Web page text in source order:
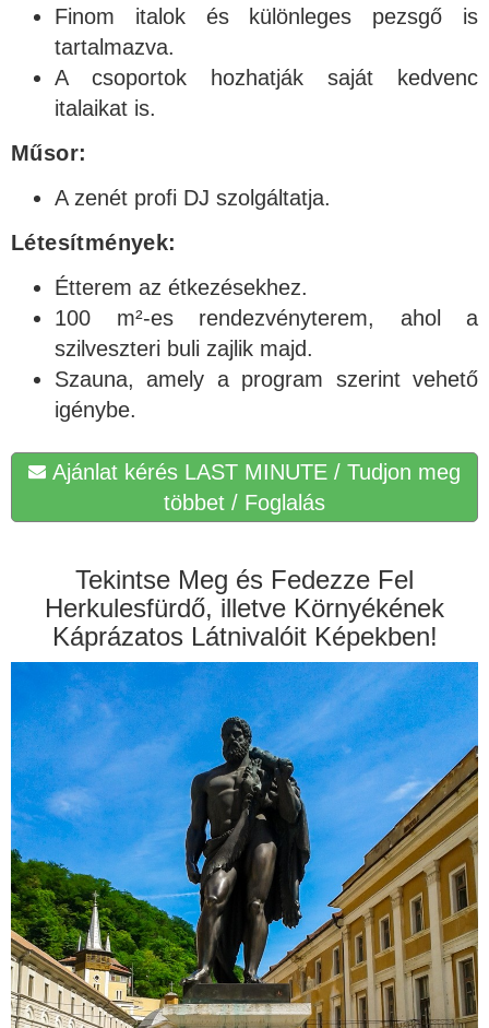
Finom italok és különleges pezsgő is
tartalmazva.
A csoportok hozhatják saját kedvenc
italaikat is.
Műsor:
A zenét profi DJ szolgáltatja.
Létesítmények:
Étterem az étkezésekhez.
100 m²-es rendezvényterem, ahol a
szilveszteri buli zajlik majd.
Szauna, amely a program szerint vehető
igénybe.
Ajánlat kérés LAST MINUTE / Tudjon meg
többet / Foglalás
Tekintse Meg és Fedezze Fel
Herkulesfürdő, illetve Környékének
Káprázatos Látnivalóit Képekben!